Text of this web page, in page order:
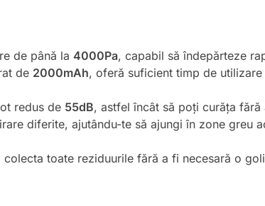
de până la 4000Pa, capabil să îndepărteze
de 2000mAh, oferă suficient timp de
redus de 55dB, astfel încât să poți curăța
diferite, ajutându-te să ajungi în zone greu
colecta toate reziduurile fără a fi necesară o